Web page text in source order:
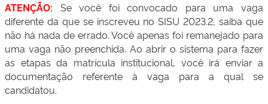
ATENÇÃO:
Se você foi convocado para uma vaga
diferente da que se inscreveu no SISU 2023.2, saiba que
não há nada de errado. Você apenas foi remanejado para
uma vaga não preenchida. Ao abrir o sistema para fazer
as etapas da matrícula institucional, você irá enviar a
documentação referente à vaga para a qual se
candidatou.